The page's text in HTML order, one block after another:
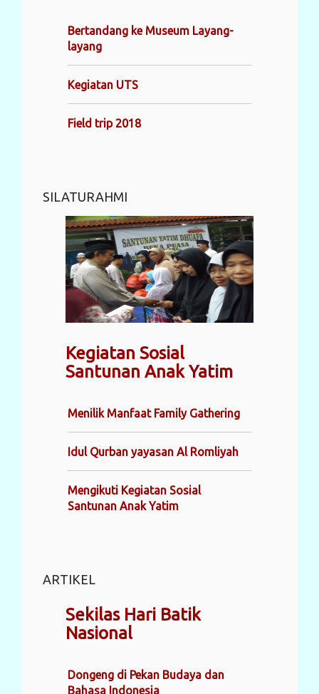
Bertandang ke Museum Layang-
layang
Kegiatan UTS
Field trip 2018
SILATURAHMI
Kegiatan Sosial
Santunan Anak Yatim
Menilik Manfaat Family Gathering
Idul Qurban yayasan Al Romliyah
Mengikuti Kegiatan Sosial
Santunan Anak Yatim
ARTIKEL
Sekilas Hari Batik
Nasional
Dongeng di Pekan Budaya dan
Bahasa Indonesia